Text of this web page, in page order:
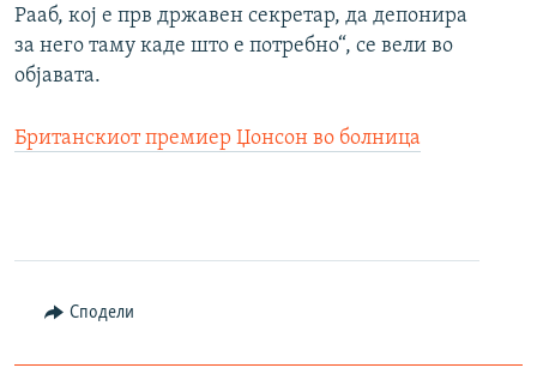
Рааб, кој е прв државен секретар, да депонира
за него таму каде што е потребно“, се вели во
објавата.
Британскиот премиер Џонсон во болница
Сподели